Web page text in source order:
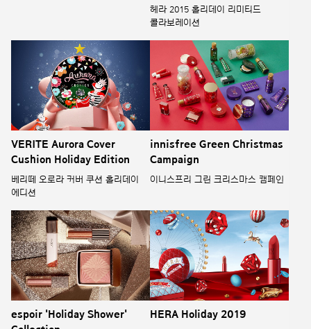
헤라 2015 홀리데이 리미티드
콜라보레이션
VERITE Aurora Cover
Cushion Holiday Edition
베리떼 오로라 커버 쿠션 홀리데이
에디션
innisfree Green Christmas
Campaign
이니스프리 그린 크리스마스 캠페인
espoir 'Holiday Shower'
HERA Holiday 2019